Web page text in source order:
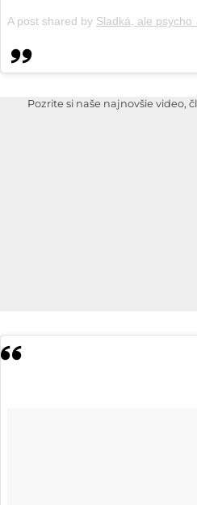
A post shared by Sladká, ale psycho
Pozrite si naše najnovšie video,